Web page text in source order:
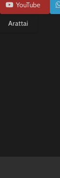
YouTube
Arattai